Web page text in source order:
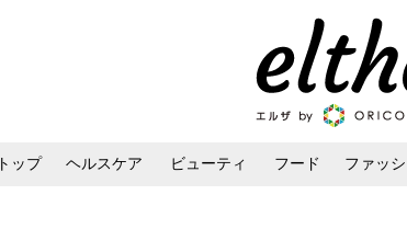
トップ ヘルスケア ビューティ フード ファッ